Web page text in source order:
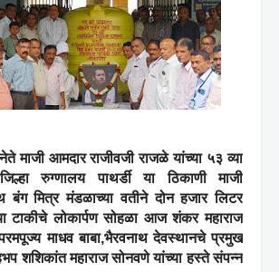
माजी आमदार राजीवजी राजळे यांच्या ५३ व्या
रुग्णालय पाथर्डी या ठिकाणी माजी
बंग मित्र मंडळाच्या वतीने दोन हजार लिटर
टाकीचे लोकार्पण सोहळा आज शंकर महाराज
माधव बाबा,भैरवनाथ देवस्थानचे प्रमुख
शशिकांत महाराज सोनवणे यांच्या हस्ते संपन्न